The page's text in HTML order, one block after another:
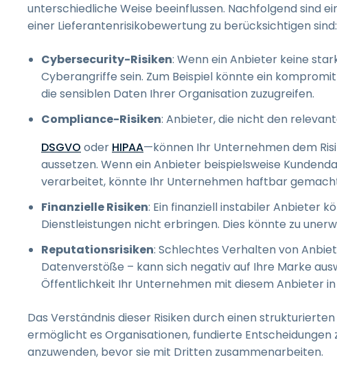
unterschiedliche Weise beeinflussen. Nachfolgend sind
einer Lieferantenrisikobewertung zu berücksichtigen sind:
Cybersecurity-Risiken: Wenn ein Anbieter keine
Cyberangriffe sein. Zum Beispiel könnte ein
die sensiblen Daten Ihrer Organisation zuzugreifen.
Compliance-Risiken: Anbieter, die nicht den
DSGVO oder HIPAA—können Ihr Unternehmen dem
aussetzen. Wenn ein Anbieter beispielsweise
verarbeitet, könnte Ihr Unternehmen haftbar
Finanzielle Risiken: Ein finanziell instabiler Anbieter
Dienstleistungen nicht erbringen. Dies könnte zu
Reputationsrisiken: Schlechtes Verhalten von
Datenverstöße – kann sich negativ auf Ihre Marke
Öffentlichkeit Ihr Unternehmen mit diesem Anbieter
Das Verständnis dieser Risiken durch einen
ermöglicht es Organisationen, fundierte
anzuwenden, bevor sie mit Dritten zusammenarbeiten.